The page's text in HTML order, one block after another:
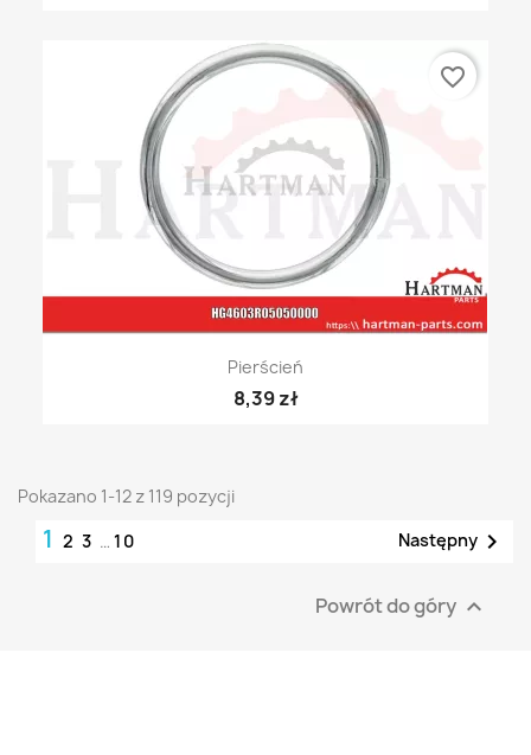
Pierścień
8,39 zł
favorite_border
Pokazano 1-12 z 119 pozycji
1 2 3 … 10 Następny 
Powrót do góry 